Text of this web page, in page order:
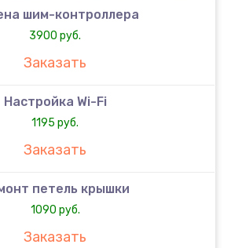
шим-контроллера
3900 руб.
Заказать
Настройка Wi-Fi
1195 руб.
Заказать
петель крышки
1090 руб.
Заказать